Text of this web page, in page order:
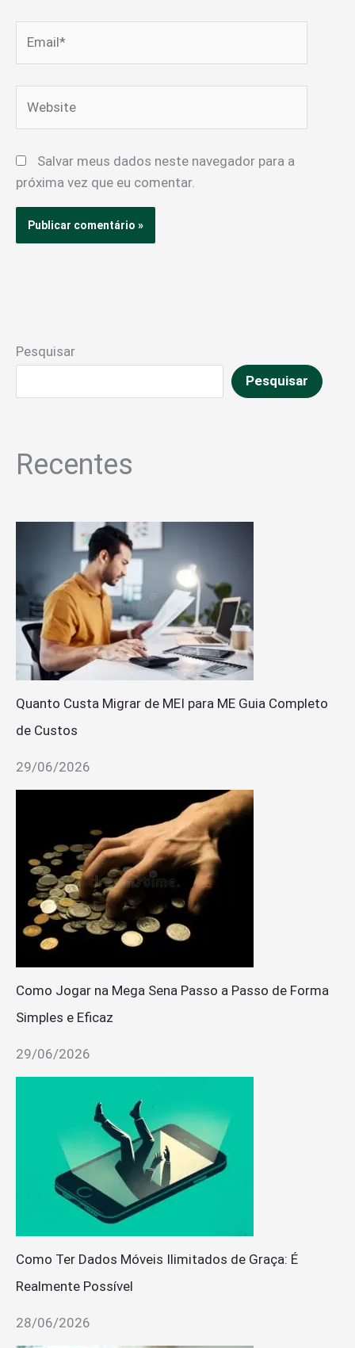
Salvar meus dados neste navegador para a
próxima vez que eu comentar.
Pesquisar
Pesquisar
Recentes
Quanto Custa Migrar de MEI para ME Guia Completo
de Custos
29/06/2026
Como Jogar na Mega Sena Passo a Passo de Forma
Simples e Eficaz
29/06/2026
Como Ter Dados Móveis Ilimitados de Graça: É
Realmente Possível
28/06/2026